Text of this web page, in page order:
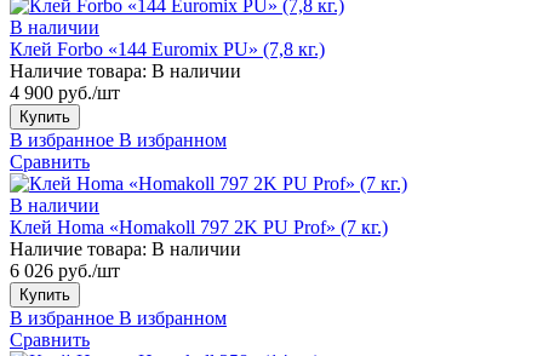
В наличии
Клей Forbo «144 Euromix PU» (7,8 кг.)
Наличие товара: В наличии
4 900 руб./шт
Купить
В избранное В избранном
Сравнить
В наличии
Клей Homa «Homakoll 797 2K PU Prof» (7 кг.)
Наличие товара: В наличии
6 026 руб./шт
Купить
В избранное В избранном
Сравнить